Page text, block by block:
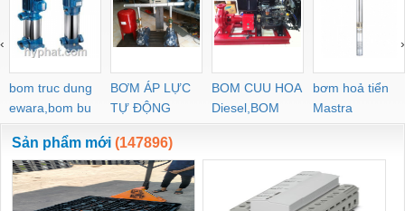
bom truc dung
ewara,bom bu
ewara
BƠM ÁP LỰC
TỰ ĐỘNG
BOM CUU HOA
Diesel,BOM
CHUA CHAY
bơm hoả tiển
Mastra
‹ ›
Sản phẩm mới (147896)